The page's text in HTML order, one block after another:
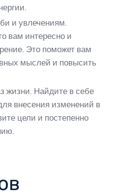
и увлечениям.
вам интересно и
Это поможет вам
мыслей и повысить
жизни. Найдите в себе
внесения изменений в
цели и постепенно